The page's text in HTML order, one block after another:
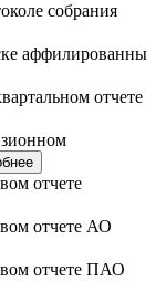
собрания
аффилированны
отчете
отчете
отчете АО
отчете ПАО